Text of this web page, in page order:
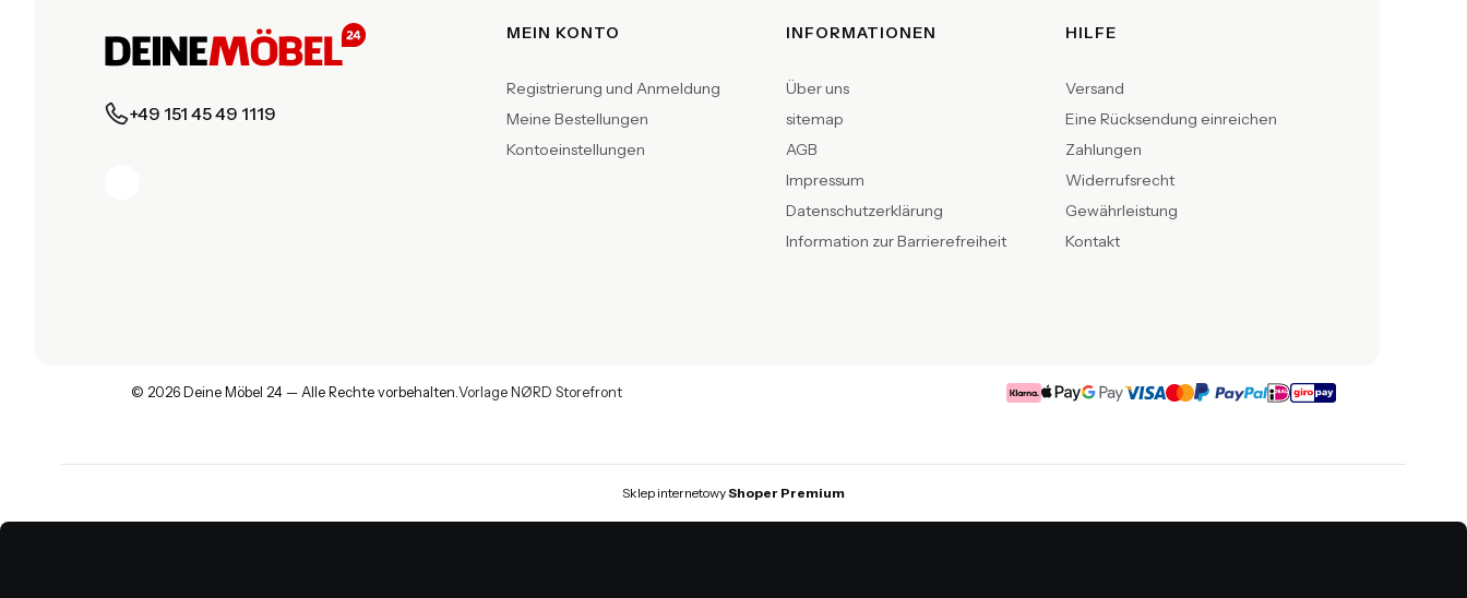
+49 151 45 49 1119
Fußzeilenmenü
MEIN KONTO
Registrierung und Anmeldung
Meine Bestellungen
Kontoeinstellungen
INFORMATIONEN
Über uns
sitemap
AGB
Impressum
Datenschutzerklärung
Information zur Barrierefreiheit
HILFE
Versand
Eine Rücksendung einreichen
Zahlungen
Widerrufsrecht
Gewährleistung
Kontakt
© 2026 Deine Möbel 24 — Alle Rechte vorbehalten.Vorlage NØRD Storefront
Sklep internetowyShoper Premium